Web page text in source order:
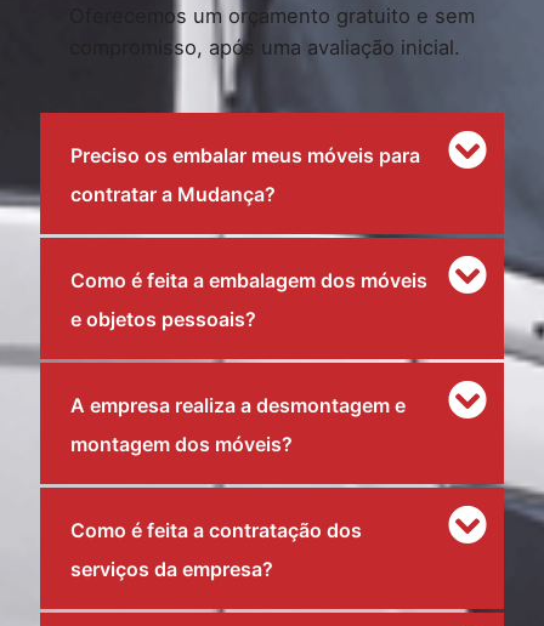
Oferecemos um orçamento gratuito e sem
compromisso, após uma avaliação inicial.
Preciso os embalar meus móveis para
contratar a Mudança?
Como é feita a embalagem dos móveis
e objetos pessoais?
A empresa realiza a desmontagem e
montagem dos móveis?
Como é feita a contratação dos
serviços da empresa?